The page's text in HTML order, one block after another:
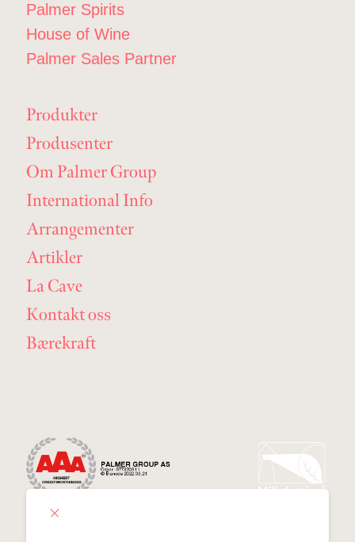
Palmer Spirits
House of Wine
Palmer Sales Partner
Produkter
Produsenter
Om Palmer Group
International Info
Arrangementer
Artikler
La Cave
Kontakt oss
Bærekraft